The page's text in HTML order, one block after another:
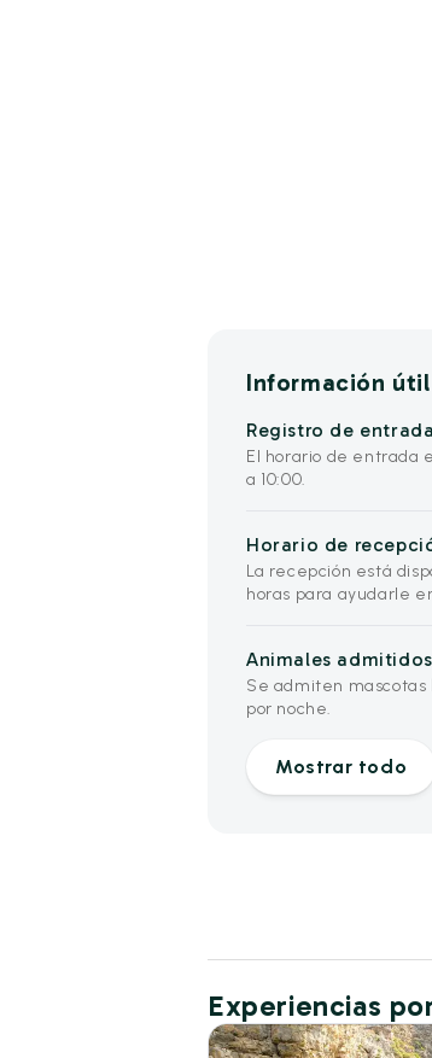
Información útil
Registro de
El horario de entrada
a 10:00.
Horario de
La recepción está
horas para ayudarle
Animales admitidos
Se admiten mascotas
por noche.
Mostrar todo
Experiencias